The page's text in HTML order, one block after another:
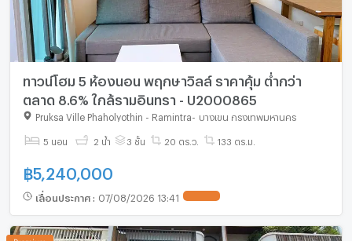
ทาวน์โฮม 5 ห้องนอน พฤกษาวิลล์ ราคาคุ้ม ต่ำกว่า
ตลาด 8.6% ใกล้รามอินทรา - U2000865
Pruksa Ville Phaholyothin - Ramintra บางเขน กรุงเทพมหานคร
5 นอน 2 น้ำ 3 ชั้น 20 ตร.ว. 133 ตร.ม.
฿5,240,000
เลื่อนประกาศ : 07/08/2026 13:41